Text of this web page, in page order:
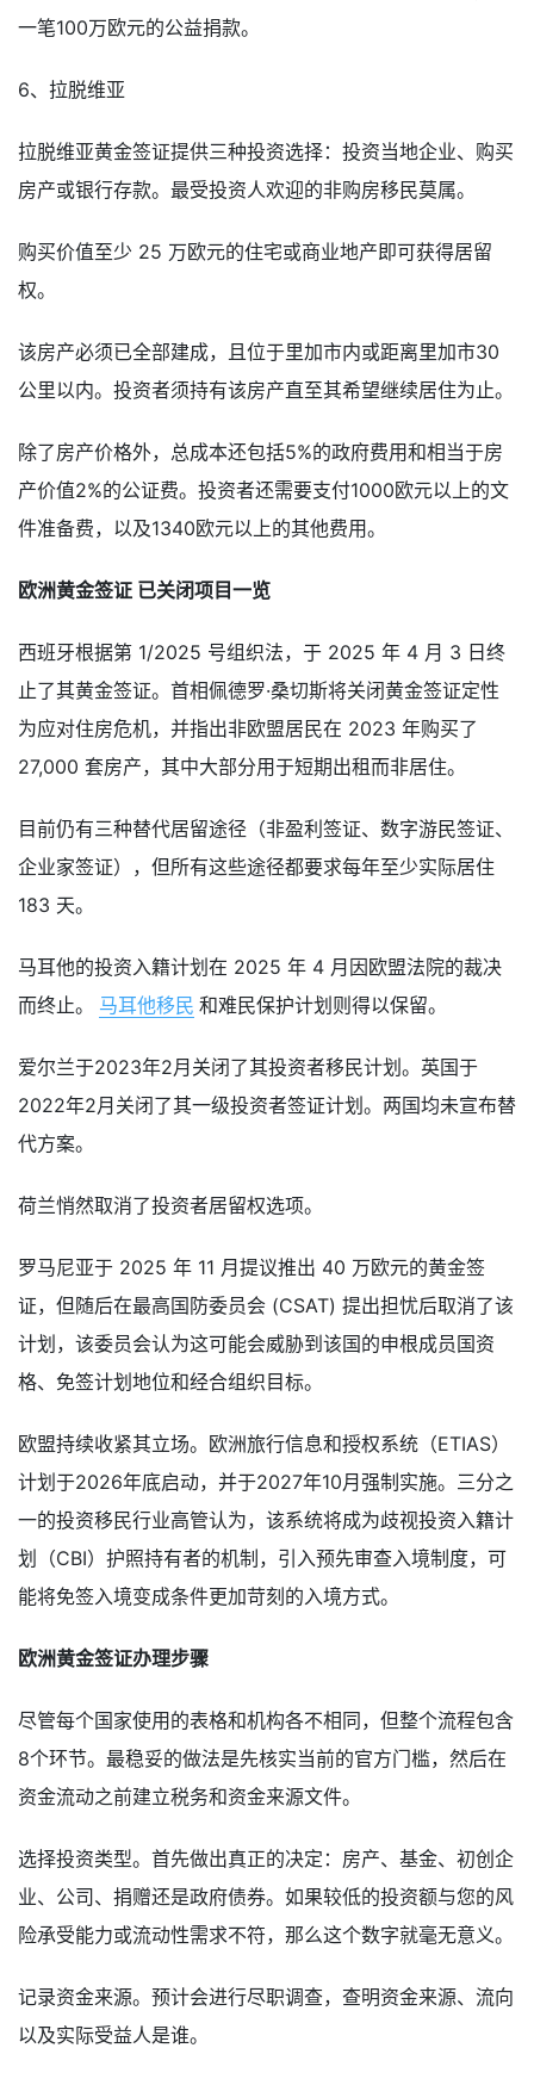
一笔100万欧元的公益捐款。
6、拉脱维亚
拉脱维亚黄金签证提供三种投资选择：投资当地企业、购买
房产或银行存款。最受投资人欢迎的非购房移民莫属。
购买价值至少 25 万欧元的住宅或商业地产即可获得居留
权。
该房产必须已全部建成，且位于里加市内或距离里加市30
公里以内。投资者须持有该房产直至其希望继续居住为止。
除了房产价格外，总成本还包括5%的政府费用和相当于房
产价值2%的公证费。投资者还需要支付1000欧元以上的文
件准备费，以及1340欧元以上的其他费用。
欧洲黄金签证 已关闭项目一览
西班牙根据第 1/2025 号组织法，于 2025 年 4 月 3 日终
止了其黄金签证。首相佩德罗·桑切斯将关闭黄金签证定性
为应对住房危机，并指出非欧盟居民在 2023 年购买了
27,000 套房产，其中大部分用于短期出租而非居住。
目前仍有三种替代居留途径（非盈利签证、数字游民签证、
企业家签证），但所有这些途径都要求每年至少实际居住
183 天。
马耳他的投资入籍计划在 2025 年 4 月因欧盟法院的裁决
而终止。
马耳他移民 和难民保护计划则得以保留。
爱尔兰于2023年2月关闭了其投资者移民计划。英国于
2022年2月关闭了其一级投资者签证计划。两国均未宣布替
代方案。
荷兰悄然取消了投资者居留权选项。
罗马尼亚于 2025 年 11 月提议推出 40 万欧元的黄金签
证，但随后在最高国防委员会 (CSAT) 提出担忧后取消了该
计划，该委员会认为这可能会威胁到该国的申根成员国资
格、免签计划地位和经合组织目标。
欧盟持续收紧其立场。欧洲旅行信息和授权系统（ETIAS）
计划于2026年底启动，并于2027年10月强制实施。三分之
一的投资移民行业高管认为，该系统将成为歧视投资入籍计
划（CBI）护照持有者的机制，引入预先审查入境制度，可
能将免签入境变成条件更加苛刻的入境方式。
欧洲黄金签证办理步骤
尽管每个国家使用的表格和机构各不相同，但整个流程包含
8个环节。最稳妥的做法是先核实当前的官方门槛，然后在
资金流动之前建立税务和资金来源文件。
选择投资类型。首先做出真正的决定：房产、基金、初创企
业、公司、捐赠还是政府债券。如果较低的投资额与您的风
险承受能力或流动性需求不符，那么这个数字就毫无意义。
记录资金来源。预计会进行尽职调查，查明资金来源、流向
以及实际受益人是谁。